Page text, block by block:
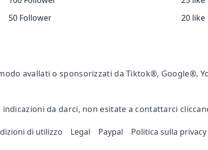
50 Follower
20 like
avallati o sponsorizzati da Tiktok®, Google®,
indicazioni da darci, non esitate a contattarci
di utilizzo Legal Paypal Politica sulla privacy